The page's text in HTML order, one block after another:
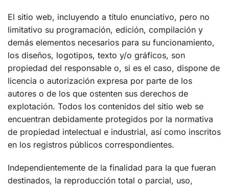
El sitio web, incluyendo a título enunciativo, pero no
limitativo su programación, edición, compilación y
demás elementos necesarios para su funcionamiento,
los diseños, logotipos, texto y/o gráficos, son
propiedad del responsable o, si es el caso, dispone de
licencia o autorización expresa por parte de los
autores o de los que ostenten sus derechos de
explotación. Todos los contenidos del sitio web se
encuentran debidamente protegidos por la normativa
de propiedad intelectual e industrial, así como inscritos
en los registros públicos correspondientes.
Independientemente de la finalidad para la que fueran
destinados, la reproducción total o parcial, uso,